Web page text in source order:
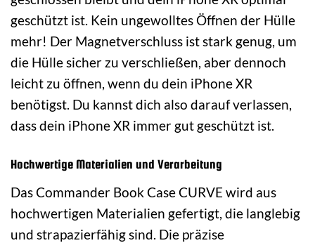
geschützt ist. Kein ungewolltes Öffnen der Hülle
mehr! Der Magnetverschluss ist stark genug, um
die Hülle sicher zu verschließen, aber dennoch
leicht zu öffnen, wenn du dein iPhone XR
benötigst. Du kannst dich also darauf verlassen,
dass dein iPhone XR immer gut geschützt ist.
Hochwertige Materialien und Verarbeitung
Das Commander Book Case CURVE wird aus
hochwertigen Materialien gefertigt, die langlebig
und strapazierfähig sind. Die präzise